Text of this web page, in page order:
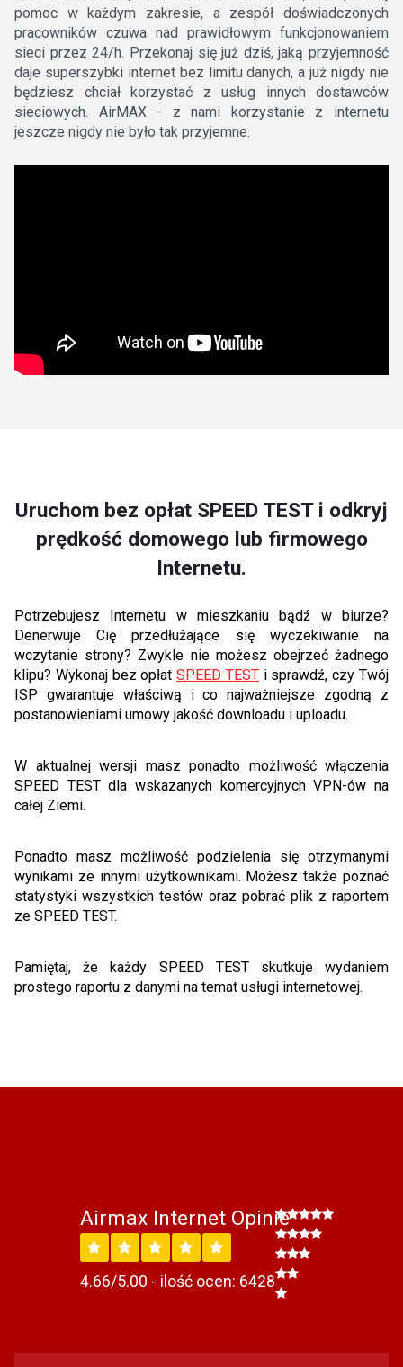
pomoc w każdym zakresie, a zespół doświadczonych
pracowników czuwa nad prawidłowym funkcjonowaniem
sieci przez 24/h. Przekonaj się już dziś, jaką przyjemność
daje superszybki internet bez limitu danych, a już nigdy nie
będziesz chciał korzystać z usług innych dostawców
sieciowych. AirMAX - z nami korzystanie z internetu
jeszcze nigdy nie było tak przyjemne.
Uruchom bez opłat SPEED TEST i odkryj
prędkość domowego lub firmowego
Internetu.
Potrzebujesz Internetu w mieszkaniu bądź w biurze?
Denerwuje Cię przedłużające się wyczekiwanie na
wczytanie strony? Zwykle nie możesz obejrzeć żadnego
klipu? Wykonaj bez opłatSPEED TESTi sprawdź, czy Twój
ISP gwarantuje właściwą i co najważniejsze zgodną z
postanowieniami umowy jakość downloadu i uploadu.
W aktualnej wersji masz ponadto możliwość włączenia
SPEED TEST dla wskazanych komercyjnych VPN-ów na
całej Ziemi.
Ponadto masz możliwość podzielenia się otrzymanymi
wynikami ze innymi użytkownikami. Możesz także poznać
statystyki wszystkich testów oraz pobrać plik z raportem
ze SPEED TEST.
Pamiętaj, że każdy SPEED TEST skutkuje wydaniem
prostego raportu z danymi na temat usługi internetowej.
Airmax Internet Opinie
4.66/5.00 - ilość ocen: 6428